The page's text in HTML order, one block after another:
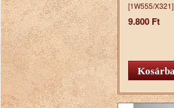
[1W555/X321]
9.800 Ft